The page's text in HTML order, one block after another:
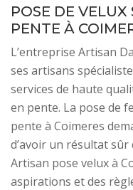
POSE DE
PENTE À
L’entreprise Artisan
ses artisans
services de haute
en pente. La pose de
pente à Coimeres
d’avoir un résultat
Artisan pose velux à
aspirations et des